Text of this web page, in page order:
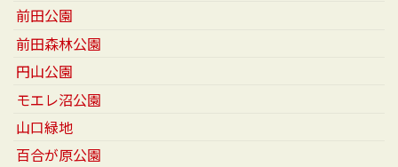
前田公園
前田森林公園
円山公園
モエレ沼公園
山口緑地
百合が原公園